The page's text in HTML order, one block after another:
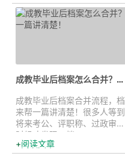
成教毕业后档案怎么合并？一篇讲清...
成教毕业后档案合并流程，档
来帮一篇讲清楚！很多人等到
将来考公、评职称、过政审的
时候才发现，档...
阅读文章